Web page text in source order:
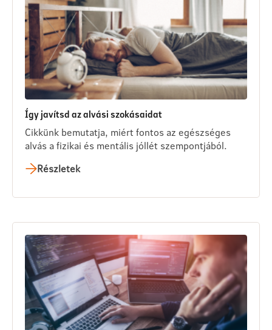
Így javítsd az alvási szokásaidat
Cikkünk bemutatja, miért fontos az egészséges
alvás a fizikai és mentális jóllét szempontjából.
Részletek